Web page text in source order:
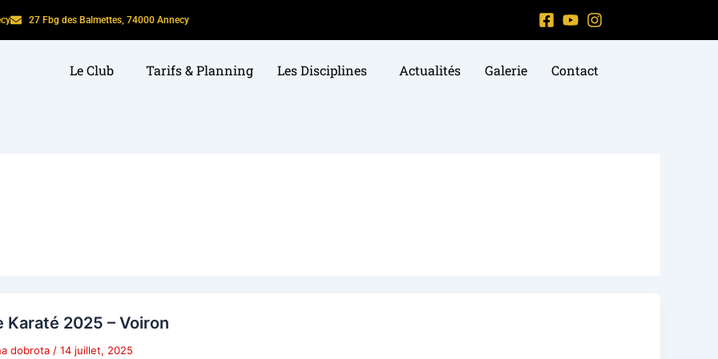
27 Fbg des Balmettes, 74000 Annecy
Le Club Tarifs & Planning Les Disciplines Actualités Galerie Contact
Karaté 2025 – Voiron
dobrota / 14 juillet, 2025